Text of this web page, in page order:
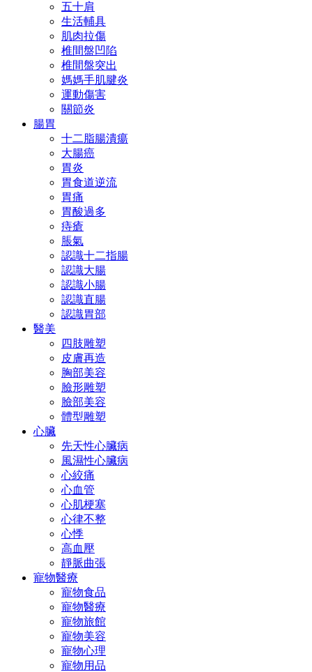
五十肩
生活輔具
肌肉拉傷
椎間盤凹陷
椎間盤突出
媽媽手肌腱炎
運動傷害
關節炎
腸胃
十二脂腸潰瘍
大腸癌
胃炎
胃食道逆流
胃痛
胃酸過多
痔瘡
脹氣
認識十二指腸
認識大腸
認識小腸
認識直腸
認識胃部
醫美
四肢雕塑
皮膚再造
胸部美容
臉形雕塑
臉部美容
體型雕塑
心臟
先天性心臟病
風濕性心臟病
心絞痛
心血管
心肌梗塞
心律不整
心悸
高血壓
靜脈曲張
寵物醫療
寵物食品
寵物醫療
寵物旅館
寵物美容
寵物心理
寵物用品